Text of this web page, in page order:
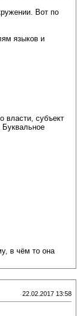
Вот по
языков и
власти, субъект
Буквальное
в чём то она
22.02.2017 13:58